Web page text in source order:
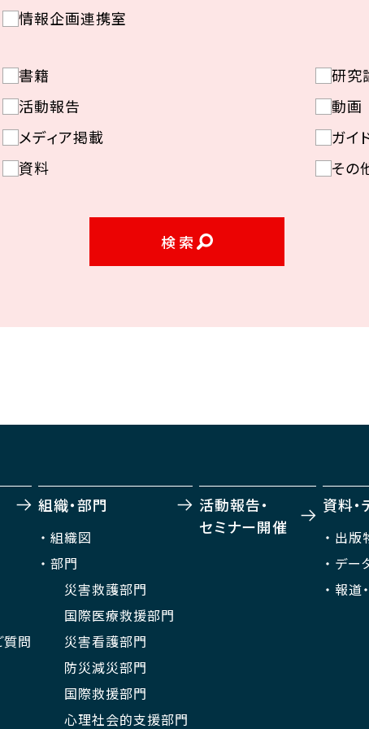
情報企画連携室
書籍
研究
活動報告
動画
メディア掲載
ガイ
資料
その
検索
質問
組織・部門
組織図
部門
災害救護部門
国際医療救援部門
災害看護部門
防災減災部門
国際救援部門
心理社会的支援部門
活動報告・
セミナー開催
資料
出版
デー
報道